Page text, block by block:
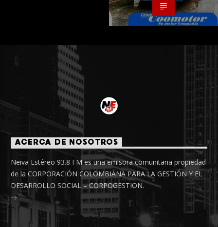
ACERCA DE NOSOTROS
Neiva Estéreo 93.8 FM es una emisora comunitaria propiedad
de la CORPORACIÓN COLOMBIANA PARA LA GESTIÓN Y EL
DESARROLLO SOCIAL – CORPOGESTION.